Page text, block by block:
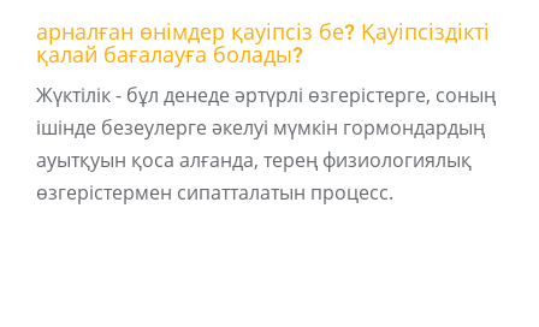
арналған өнімдер қауіпсіз бе? Қауіпсіздікті
қалай бағалауға болады?
Жүктілік - бұл денеде әртүрлі өзгерістерге, соның
ішінде безеулерге әкелуі мүмкін гормондардың
ауытқуын қоса алғанда, терең физиологиялық
өзгерістермен сипатталатын процесс.